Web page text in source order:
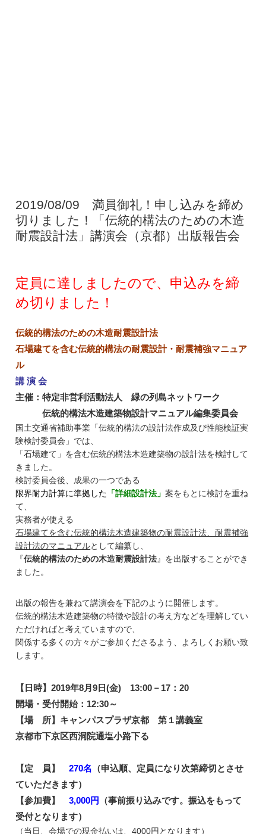
2019/08/09 満員御礼！申し込みを締め
切りました！「伝統的構法のための木造
耐震設計法」講演会（京都）出版報告会
定員に達しましたので、申込みを締
め切りました！
伝統的構法のための木造耐震設計法
石場建てを含む伝統的構法の耐震設計・耐震補強マニュア
ル
講 演 会
主催：特定非営利活動法人 緑の列島ネットワーク
伝統的構法木造建築物設計マニュアル編集委員会
国土交通省補助事業「伝統的構法の設計法作成及び性能検証実
験検討委員会」 では、
「石場建て」を含む伝統的構法木造建築物の設計法を検討して
きました。
検討委員会後、成果の一つである
限界耐力計算に準拠した 「詳細設計法」案をもとに検討を重ね
て、
実務者が使える
石場建てを含む伝統的構法木造建築物の耐震設計法、耐震補強
設計法のマニュアルとして編纂し、
『伝統的構法のための木造耐震設計法』を出版することができ
ました。
出版の報告を兼ねて講演会を下記のように開催します。
伝統的構法木造建築物の特徴や設計の考え方などを理解してい
ただければと考えていますので、
関係する多くの方々がご参加くださるよう、よろしくお願い致
します。
【日時】2019年8月9日(金) 13:00－17：20
開場・受付開始：12:30～
【場 所】キャンパスプラザ京都 第１講義室
京都市下京区西洞院通塩小路下る
【定 員】270名 （申込順、定員になり次第締切とさせ
ていただきます）
【参加費】3,000円
（事前振り込みです。振込をもって
受付となります）
（当日、会場での現金払いは、4000円となります）